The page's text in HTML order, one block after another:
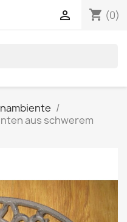
shopping_cart (0)

aus schwerem